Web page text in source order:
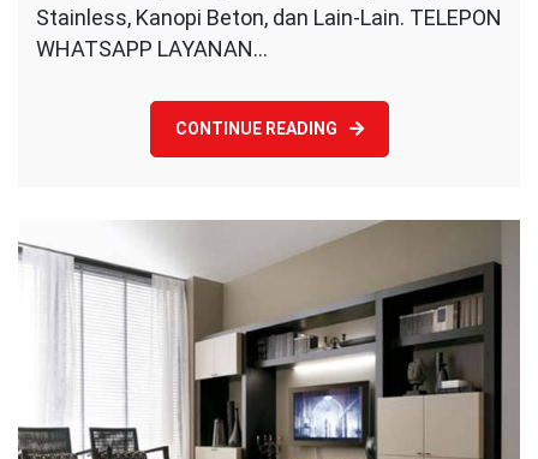
Stainless, Kanopi Beton, dan Lain-Lain. TELEPON
WHATSAPP LAYANAN…
CONTINUE READING